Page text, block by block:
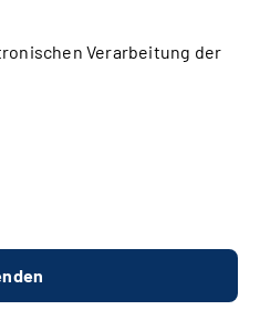
Verarbeitung der